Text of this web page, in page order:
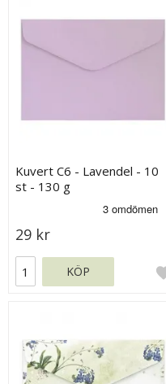
Kuvert C6 - Lavendel - 10
st - 130 g
29 kr
KÖP